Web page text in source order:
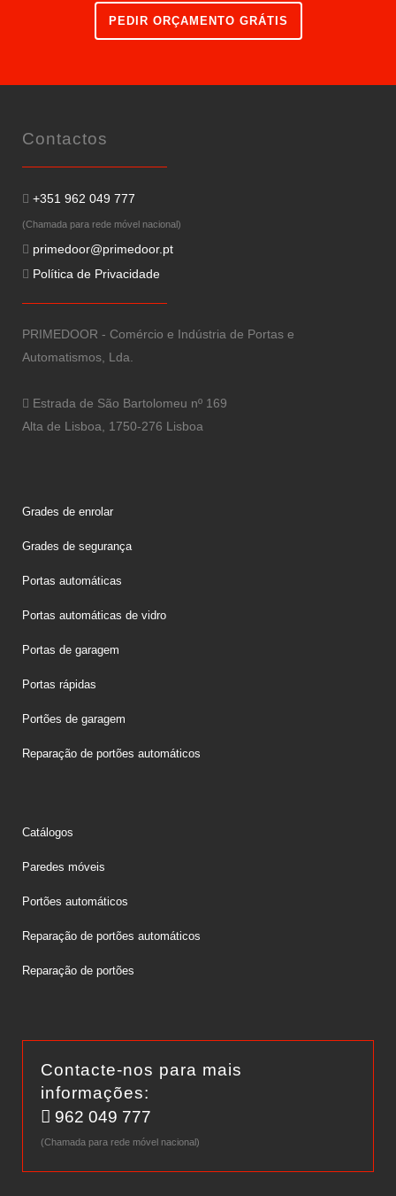
PEDIR ORÇAMENTO GRÁTIS
Contactos
+351 962 049 777
(Chamada para rede móvel nacional)
primedoor@primedoor.pt
Política de Privacidade
PRIMEDOOR - Comércio e Indústria de Portas e
Automatismos, Lda.
Estrada de São Bartolomeu nº 169
Alta de Lisboa, 1750-276 Lisboa
Grades de enrolar
Grades de segurança
Portas automáticas
Portas automáticas de vidro
Portas de garagem
Portas rápidas
Portões de garagem
Reparação de portões automáticos
Catálogos
Paredes móveis
Portões automáticos
Reparação de portões automáticos
Reparação de portões
Contacte-nos para mais
informações:
962 049 777
(Chamada para rede móvel nacional)